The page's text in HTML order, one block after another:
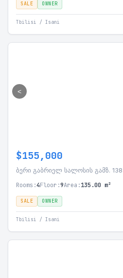
SALE OWNER
Tbilisi / Isani
<
$155,000
ბერი გაბრიელ სალოსის გამზ. 138
Rooms:4Floor:9Area:135.00 m²
SALE OWNER
Tbilisi / Isani